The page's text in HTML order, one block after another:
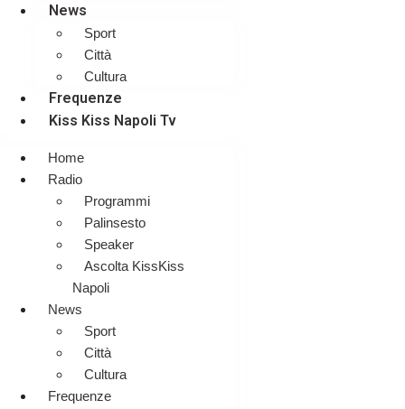
News
Sport
Città
Cultura
Frequenze
Kiss Kiss Napoli Tv
Home
Radio
Programmi
Palinsesto
Speaker
Ascolta KissKiss
Napoli
News
Sport
Città
Cultura
Frequenze